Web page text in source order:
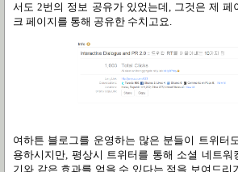
서도 2번의 정보 공유가 있었는데, 그것은 제 페
크 페이지를 통해 공유한 수치고요.
여하튼 블로그를 운영하는 많은 분들이 트위터
용하시지만 평상시 트위터를 통해 소셜 네트워
기와 같은 효과를 얻을 수 있다는 점을 보여드리